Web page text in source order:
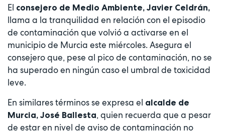
El consejero de Medio Ambiente, Javier Celdrán,
llama a la tranquilidad en relación con el episodio
de contaminación que volvió a activarse en el
municipio de Murcia este miércoles. Asegura el
consejero que, pese al pico de contaminación, no se
ha superado en ningún caso el umbral de toxicidad
leve.
En similares términos se expresa el alcalde de
Murcia, José Ballesta, quien recuerda que a pesar
de estar en nivel de aviso de contaminación no